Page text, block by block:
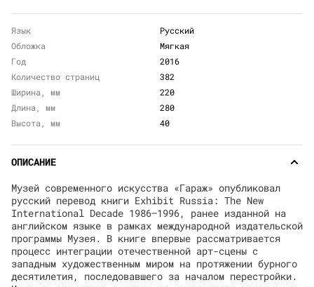
Язык
Русский
Обложка
Мягкая
Год
2016
Количество страниц
382
Ширина, мм
220
Длина, мм
280
Высота, мм
40
ОПИСАНИЕ
Музей современного искусства «Гараж» опубликовал
русский перевод книги Exhibit Russia: The New
International Decade 1986–1996, ранее изданной на
английском языке в рамках международной издательской
программы Музея. В книге впервые рассматривается
процесс интеграции отечественной арт-сцены с
западным художественным миром на протяжении бурного
десятилетия, последовавшего за началом перестройки.